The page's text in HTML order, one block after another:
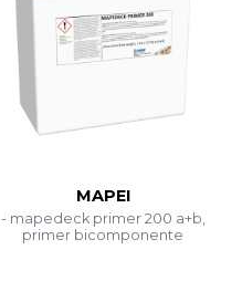
MAPEI
- mapedeck primer 200 a+b,
primer bicomponente